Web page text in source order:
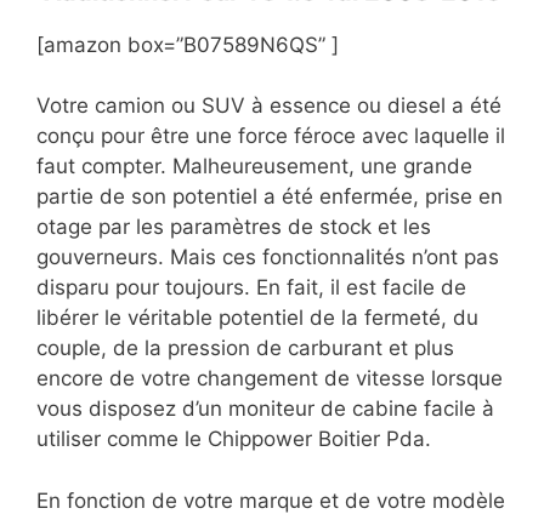
[amazon box=”B07589N6QS” ]
Votre camion ou SUV à essence ou diesel a été
conçu pour être une force féroce avec laquelle il
faut compter. Malheureusement, une grande
partie de son potentiel a été enfermée, prise en
otage par les paramètres de stock et les
gouverneurs. Mais ces fonctionnalités n’ont pas
disparu pour toujours. En fait, il est facile de
libérer le véritable potentiel de la fermeté, du
couple, de la pression de carburant et plus
encore de votre changement de vitesse lorsque
vous disposez d’un moniteur de cabine facile à
utiliser comme le Chippower Boitier Pda.
En fonction de votre marque et de votre modèle